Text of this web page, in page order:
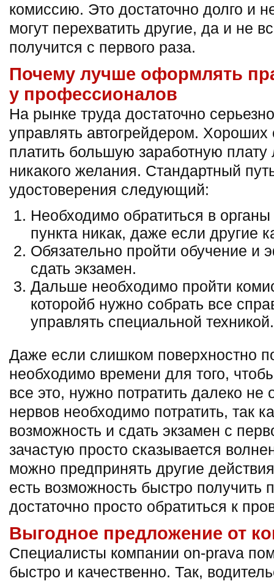
комиссию. Это достаточно долго и
могут перехватить другие, да и не
получится с первого раза.
Почему лучше оформлять
у профессионалов
На рынке труда достаточно
управлять автогрейдером. Хороших
платить большую заработную
никакого желания. Стандартный
удостоверения следующий:
Необходимо обратиться в органы
пункта никак, даже если другие
Обязательно пройти обучение и
сдать экзамен.
Дальше необходимо пройти
которойб нужно собрать все
управлять специальной техникой.
Даже если слишком поверхностно
необходимо времени для того,
все это, нужно потратить далеко не
нервов необходимо потратить, так
возможность и сдать экзамен с
зачастую просто сказывается
можно предпринять другие
есть возможность быстро получить
достаточно просто обратиться к
Выгодное предложение от
Специалисты компании on-prava
быстро и качественно. Так,